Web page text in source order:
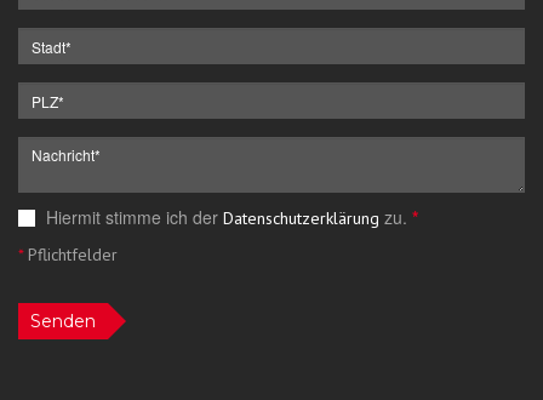
Hiermit stimme ich der Datenschutzerklärung zu. *
*Pflichtfelder
Senden